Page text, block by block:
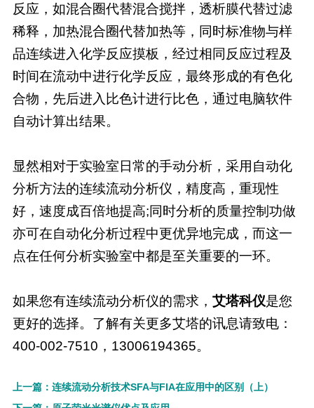
反应，如混合圈代替混合搅拌，透析膜代替过滤
稀释，加热混合圈代替加热等，同时标准物与样
品连续进入化学反应摸板，经过相同反应过程及
时间在流动中进行化学反应，最终形成的有色化
合物，先后进入比色计进行比色，通过电脑软件
自动计算出结果。
显然相对于实验室日常的手动分析，采用自动化
分析方法的连续流动分析仪 ，精度高，重现性
好，速度成百倍地提高;同时分析的质量控制功做
亦可在自动化分析过程中更优异地完成，而这一
点在任何分析实验室中都是至关重要的一环。
如果您有连续流动分析仪的需求， 艾塔科仪是您
更好的选择。了解有关更多艾塔的讯息请致电：
400-002-7510，13006194365。
上一篇：连续流动分析技术SFA与FIA在应用中的区别（上）